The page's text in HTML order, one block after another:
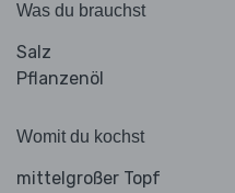
Was du brauchst
Salz
Pflanzenöl
Womit du kochst
mittelgroßer Topf